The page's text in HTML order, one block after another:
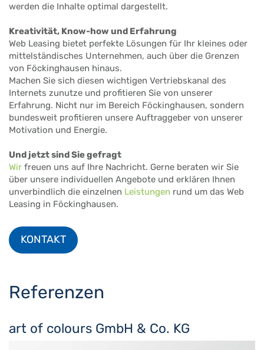
werden die Inhalte optimal dargestellt.
Kreativität, Know-how und Erfahrung
Web Leasing bietet perfekte Lösungen für Ihr kleines oder
mittelständisches Unternehmen, auch über die Grenzen
von Föckinghausen hinaus.
Machen Sie sich diesen wichtigen Vertriebskanal des
Internets zunutze und profitieren Sie von unserer
Erfahrung. Nicht nur im Bereich Föckinghausen, sondern
bundesweit profitieren unsere Auftraggeber von unserer
Motivation und Energie.
Und jetzt sind Sie gefragt
Wir freuen uns auf Ihre Nachricht. Gerne beraten wir Sie
über unsere individuellen Angebote und erklären Ihnen
unverbindlich die einzelnen Leistungen rund um das Web
Leasing in Föckinghausen.
KONTAKT
Referenzen
art of colours GmbH & Co. KG